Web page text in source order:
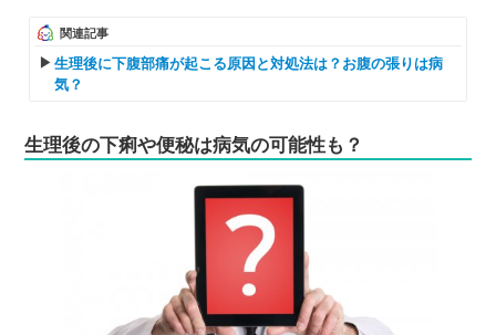
関連記事
生理後に下腹部痛が起こる原因と対処法は？お腹の張りは病
気？
生理後の下痢や便秘は病気の可能性も？